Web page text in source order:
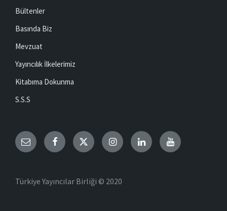
Bültenler
Basında Biz
Mevzuat
Yayıncılık İlkelerimiz
Kitabıma Dokunma
S.S.S
Email Facebook TwitterInstagramLinkedInYouTube
Türkiye Yayıncılar Birliği © 2020